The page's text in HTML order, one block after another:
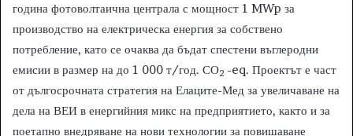
година фотоволтаична централа с мощност 1 MWp за
производство на електрическа енергия за собствено
потребление, като се очаква да бъдат спестени въглеродни
емисии в размер на до 1 000 т/год. СО2 -eq. Проектът е част
от дългосрочната стратегия на Елаците-Мед за увеличаване на
дела на ВЕИ в енергийния микс на предприятието, както и за
поетапно внедряване на нови технологии за повишаване